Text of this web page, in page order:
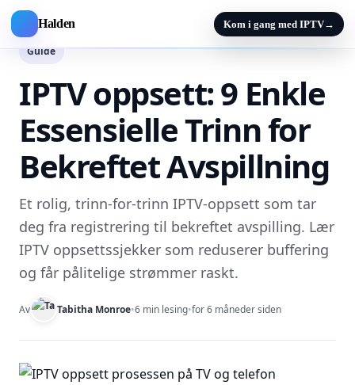
Halden Kom i gang med IPTV→
Guide
IPTV oppsett: 9 Enkle
Essensielle Trinn for
Bekreftet Avspillning
Et rolig, trinn-for-trinn IPTV-oppsett som tar
deg fra registrering til bekreftet avspilling. Lær
IPTV oppsettssjekker som reduserer buffering
og får pålitelige strømmer raskt.
Av Tabitha Monroe•6 min lesing•for 6 måneder siden